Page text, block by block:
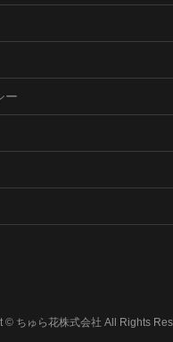
ー
© ちゅら花株式会社 All Rights